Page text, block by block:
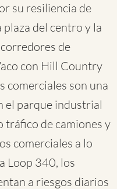
su resiliencia de
del centro y la
de
con Hill Country
comerciales son una
el parque industrial
tráfico de camiones y
comerciales a lo
Loop 340, los
a riesgos diarios